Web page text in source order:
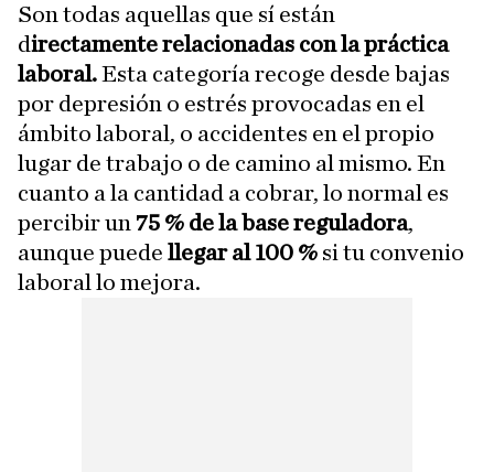
Son todas aquellas que sí están
directamente relacionadas con la práctica
laboral.Esta categoría recoge desde bajas
por depresión o estrés provocadas en el
ámbito laboral, o accidentes en el propio
lugar de trabajo o de camino al mismo. En
cuanto a la cantidad a cobrar, lo normal es
percibir un 75 % de la base reguladora,
aunque puede llegar al 100 % si tu convenio
laboral lo mejora.